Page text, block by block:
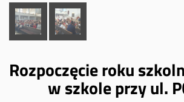
Rozpoczęcie roku
w szkole przy ul.